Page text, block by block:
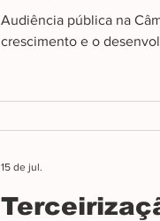
Audiência pública na
crescimento e o
15 de jul.